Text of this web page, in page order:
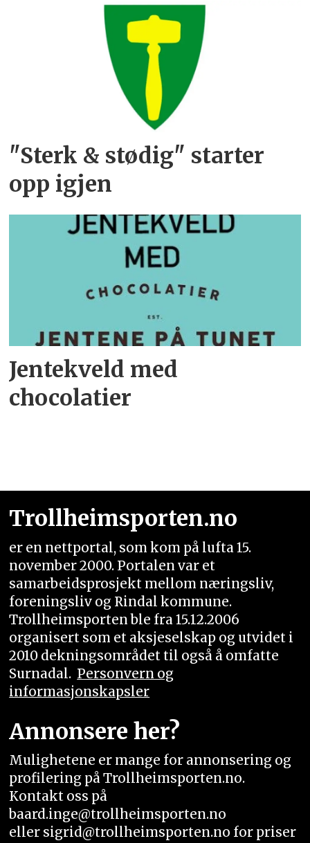
"Sterk & stødig" starter
opp igjen
Jentekveld med
chocolatier
Trollheimsporten.no
er en nettportal, som kom på lufta 15.
november 2000. Portalen var et
samarbeidsprosjekt mellom næringsliv,
foreningsliv og Rindal kommune.
Trollheimsporten ble fra 15.12.2006
organisert som et aksjeselskap og utvidet i
2010 dekningsområdet til også å omfatte
Surnadal. Personvern og
informasjonskapsler
Annonsere her?
Mulighetene er mange for annonsering og
profilering på Trollheimsporten.no.
Kontakt oss på
baard.inge@trollheimsporten.no
eller sigrid@trollheimsporten.no for priser